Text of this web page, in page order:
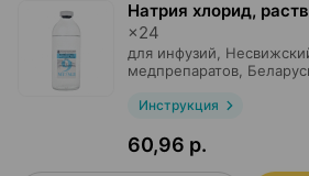
Натрия хлорид,
×24
для инфузий,
медпрепаратов,
Инструкция
60,96 р.